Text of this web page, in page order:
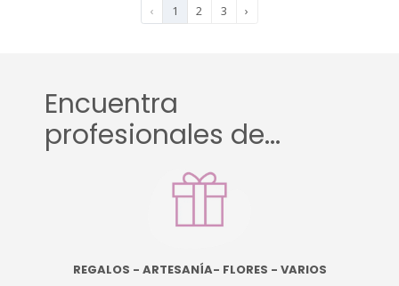
‹ 1 2 3 ›
Encuentra
profesionales de...
REGALOS - ARTESANÍA- FLORES - VARIOS